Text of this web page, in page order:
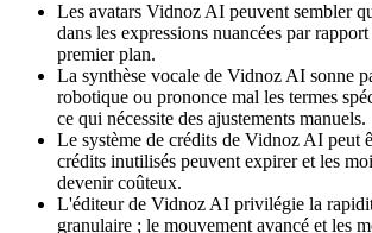
Les avatars Vidnoz AI peuvent sembler
dans les expressions nuancées par
premier plan.
La synthèse vocale de Vidnoz AI sonne
robotique ou prononce mal les termes
ce qui nécessite des ajustements manuels.
Le système de crédits de Vidnoz AI peut
crédits inutilisés peuvent expirer et les
devenir coûteux.
L'éditeur de Vidnoz AI privilégie la
granulaire ; le mouvement avancé et les